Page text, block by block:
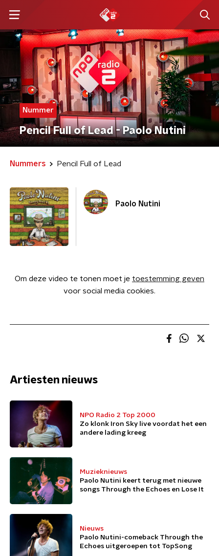
Nummer
Pencil Full of Lead - Paolo Nutini
Nummers Pencil Full of Lead
Paolo Nutini
Om deze video te tonen moet je toestemming geven
voor social media cookies.
Artiesten nieuws
NPO Radio 2 Top 2000
Zo klonk Iron Sky live voordat het een
andere lading kreeg
Muzieknieuws
Paolo Nutini keert terug met nieuwe
songs Through the Echoes en Lose It
Nieuws
Paolo Nutini-comeback Through the
Echoes uitgeroepen tot TopSong